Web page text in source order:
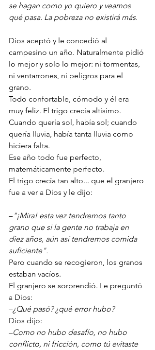
se hagan como yo quiero y veamos
qué pasa. La pobreza no existirá más.
Dios aceptó y le concedió al
campesino un año. Naturalmente pidió
lo mejor y solo lo mejor: ni tormentas,
ni ventarrones, ni peligros para el
grano.
Todo confortable, cómodo y él era
muy feliz. El trigo crecía altísimo.
Cuando quería sol, había sol; cuando
quería lluvia, había tanta lluvia como
hiciera falta.
Ese año todo fue perfecto,
matemáticamente perfecto.
El trigo crecía tan alto... que el granjero
fue a ver a Dios y le dijo:
– "¡Mira! esta vez tendremos tanto
grano que si la gente no trabaja en
diez años, aún así tendremos comida
suficiente".
Pero cuando se recogieron, los granos
estaban vacíos.
El granjero se sorprendió. Le preguntó
a Dios:
–¿Qué pasó? ¿qué error hubo?
Dios dijo:
–Como no hubo desafío, no hubo
conflicto, ni fricción, como tú evitaste